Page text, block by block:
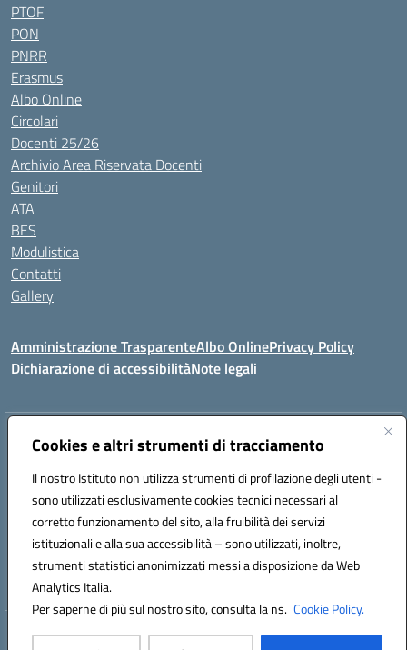
Cookies e altri strumenti di tracciamento
Il nostro Istituto non utilizza strumenti di profilazione degli utenti -
sono utilizzati esclusivamente cookies tecnici necessari al
corretto funzionamento del sito, alla fruibilità dei servizi
istituzionali e alla sua accessibilità – sono utilizzati, inoltre,
strumenti statistici anonimizzati messi a disposizione da Web
Analytics Italia.
Per saperne di più sul nostro sito, consulta la ns. Cookie Policy.
PTOF
PON
PNRR
Erasmus
Albo Online
Circolari
Docenti 25/26
Archivio Area Riservata Docenti
Genitori
ATA
BES
Modulistica
Contatti
Gallery
Amministrazione TrasparenteAlbo OnlinePrivacy Policy
Dichiarazione di accessibilitàNote legali
Indirizzo:Via Coniugi Crigna – Cap. 89861 – Tropea (VV)
Posta elettronica certificata (PEC):vvic82200d@pec.istruzione.it
Codice fiscale: 96012410799
Codice meccanografico:VVIC82200D
Codice Indice delle Pubbliche Amministrazioni (IPA): istsc_vvic82200d
Codice unico di fatturazione (CUF): UFUKAE
Hosting & Powered by 3D Solution S.r.l.